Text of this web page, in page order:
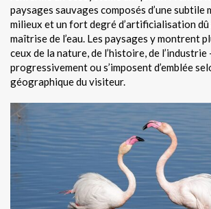
paysages sauvages composés d’une subtile
milieux et un fort degré d’artificialisation dû
maîtrise de l’eau. Les paysages y montrent
ceux de la nature, de l’histoire, de
progressivement ou s’imposent d’emblée
géographique du visiteur.